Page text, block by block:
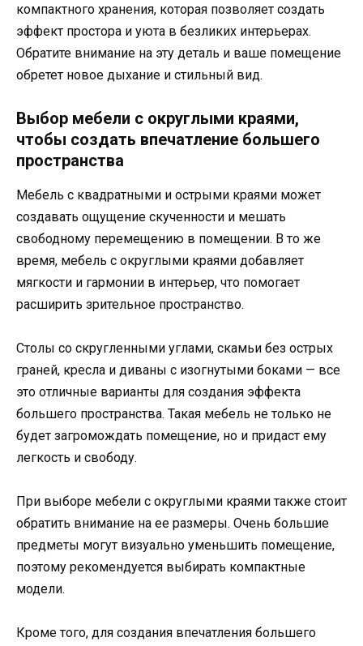
компактного хранения, которая позволяет создать
эффект простора и уюта в безликих интерьерах.
Обратите внимание на эту деталь и ваше помещение
обретет новое дыхание и стильный вид.
Выбор мебели с округлыми краями,
чтобы создать впечатление большего
пространства
Мебель с квадратными и острыми краями может
создавать ощущение скученности и мешать
свободному перемещению в помещении. В то же
время, мебель с округлыми краями добавляет
мягкости и гармонии в интерьер, что помогает
расширить зрительное пространство.
Столы со скругленными углами, скамьи без острых
граней, кресла и диваны с изогнутыми боками — все
это отличные варианты для создания эффекта
большего пространства. Такая мебель не только не
будет загромождать помещение, но и придаст ему
легкость и свободу.
При выборе мебели с округлыми краями также стоит
обратить внимание на ее размеры. Очень большие
предметы могут визуально уменьшить помещение,
поэтому рекомендуется выбирать компактные
модели.
Кроме того, для создания впечатления большего